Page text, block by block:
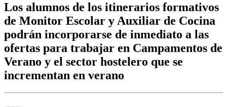
Los alumnos de los itinerarios formativos
de Monitor Escolar y Auxiliar de Cocina
podrán incorporarse de inmediato a las
ofertas para trabajar en Campamentos de
Verano y el sector hostelero que se
incrementan en verano